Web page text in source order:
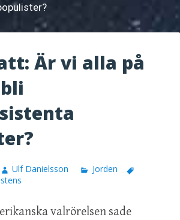
Är vi alla på
Ulf Danielsson
Jorden
valrörelsen sade